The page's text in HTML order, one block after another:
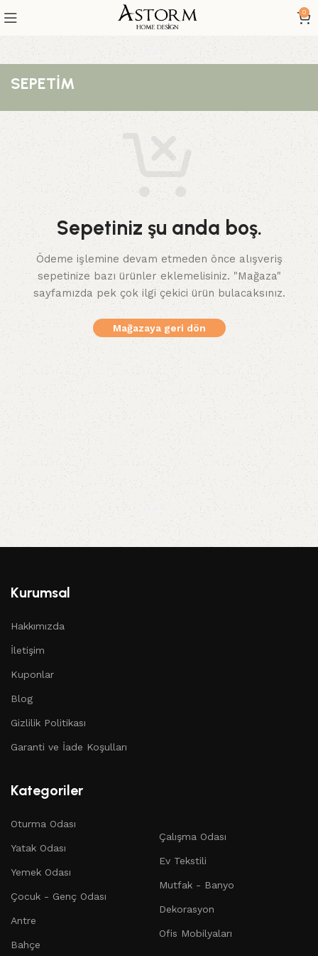
0
SEPETIM
Sepetiniz şu anda boş.
Ödeme işlemine devam etmeden önce alışveriş
sepetinize bazı ürünler eklemelisiniz. "Mağaza"
sayfamızda pek çok ilgi çekici ürün bulacaksınız.
Mağazaya geri dön
Kurumsal
Hakkımızda
İletişim
Kuponlar
Blog
Gizlilik Politikası
Garanti ve İade Koşulları
Kategoriler
Oturma Odası
Yatak Odası
Yemek Odası
Çocuk - Genç Odası
Antre
Bahçe
Çalışma Odası
Ev Tekstili
Mutfak - Banyo
Dekorasyon
Ofis Mobilyaları